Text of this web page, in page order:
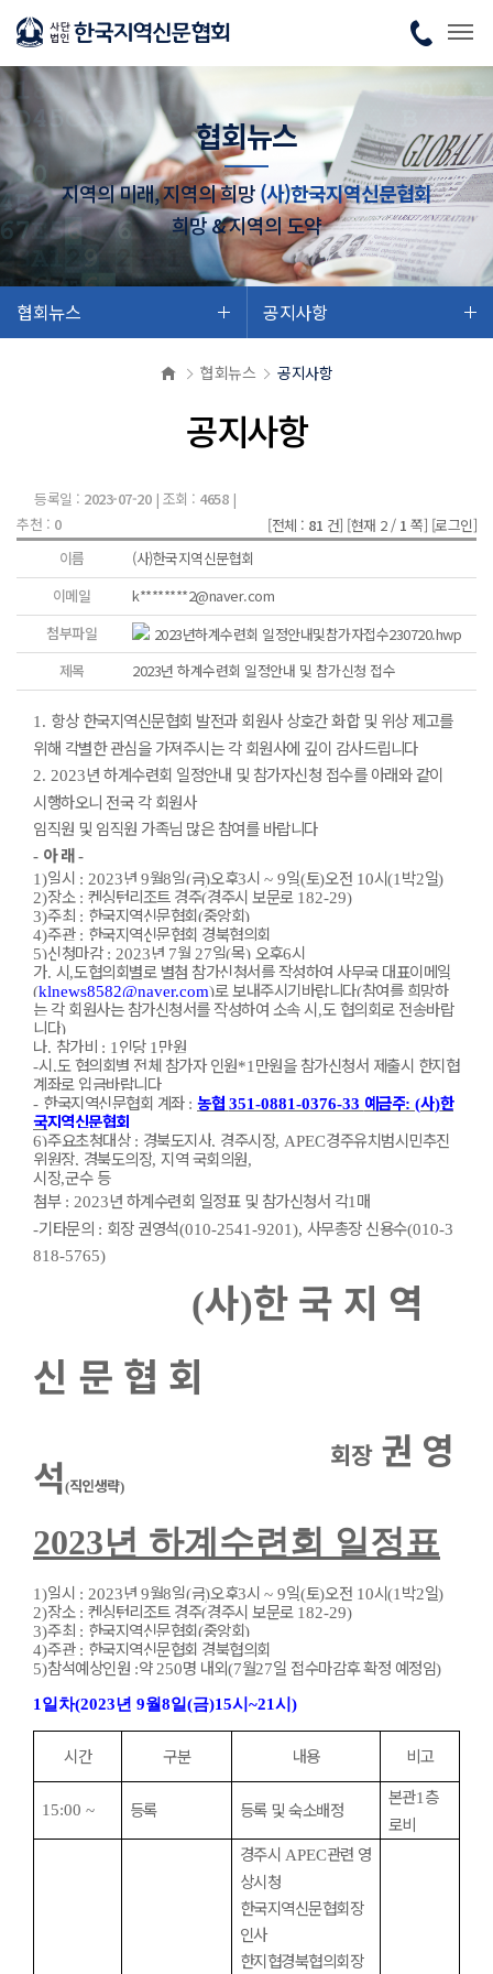
협회뉴스
지역의 미래, 지역의 희망(사)한국지역신문협회
희망 & 지역의 도약
협회뉴스 공지사항
협회뉴스 공지사항
공지사항
등록일 : 2023-07-20| 조회 : 4658|
추천 : 0 [전체 : 81 건] [현재 2 / 1 쪽] [로그인]
이름
(사)한국지역신문협회
이메일
k********2@naver.com
첨부파일
2023년하계수련회 일정안내및참가자접수230720.hwp
제목
2023년 하계수련회 일정안내 및 참가신청 접수
1. 항상 한국지역신문협회 발전과 회원사 상호간 화합 및 위상 제고를
위해 각별한 관심을 가져주시는 각 회원사에 깊이 감사드립니다
2. 2023년 하계수련회 일정안내 및 참가자신청 접수를 아래와 같이
시행하오니 전국 각 회원사
임직원 및 임직원 가족님 많은 참여를 바랍니다
- 아 래-
1)일시 : 2023년 9월8일(금)오후3시 ~ 9일(토)오전 10시(1 박2일)
2)장소 : 켄싱턴리조트 경주(경주시 보문로 182-29)
3)주최 : 한국지역신문협회(중앙회)
4)주관 : 한국지역신문협회 경북협의회
5)신청마감 : 2023년 7월 27일(목) 오후6시
가. 시,도협의회별로 별첨 참가신청서를 작성하여 사무국 대표이메일
(klnews8582@naver.com)로 보내주시기바랍니다(참여를 희망하
는 각 회원사는 참가신청서를 작성하여 소속 시,도 협의회로 전송바랍
니다)
나. 참가비 : 1 인당 1 만원
-시,도 협의회별 전체 참가자 인원*1 만원을 참가신청서 제출시 한지협
계좌로 입금바랍니다
- 한국지역신문협회 계좌 : 농협 351-0881-0376-33 예금주: (사)한
국지역신문협회
6)주요초청대상 : 경북도지사, 경주시장, APEC경주유치범시민추진
위원장, 경북도의장, 지역 국회의원,
시장,군수 등
첨부 : 2023년 하계수련회 일정표 및 참가신청서 각1 매
-기타문의 : 회장 권영석(010-2541-9201), 사무총장 신용수(010-3
818-5765)
(사)한 국 지 역
신 문 협 회
회장 권 영
석(직인생략)
2023년 하계수련회 일정표
1)일시 : 2023년 9월8일(금)오후3시 ~ 9일(토)오전 10시(1 박2일)
2)장소 : 켄싱턴리조트 경주(경주시 보문로 182-29)
3)주최 : 한국지역신문협회(중앙회)
4)주관 : 한국지역신문협회 경북협의회
5)참석예상인원 :약 250명 내외(7월27일 접수마감후 확정 예정임)
1 일차(2023년 9월8일(금)15시 ~21시 )
시간 구분 내용 비고
15:00 ~ 등록 등록 및 숙소배정
본관1 층
로비
경주시 APEC관련 영
상시청
한국지역신문협회장
인사
한지협경북협의회장